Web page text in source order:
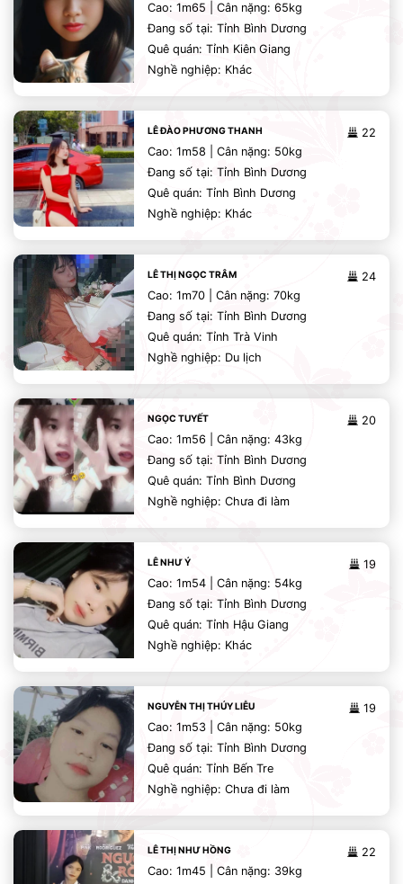
Cao: 1m65 | Cân nặng: 65kg
Đang số tại: Tỉnh Bình Dương
Quê quán: Tỉnh Kiên Giang
Nghề nghiệp: Khác
22
LÊ ĐÀO PHƯƠNG THANH
Cao: 1m58 | Cân nặng: 50kg
Đang số tại: Tỉnh Bình Dương
Quê quán: Tỉnh Bình Dương
Nghề nghiệp: Khác
24
LÊ THỊ NGỌC TRÂM
Cao: 1m70 | Cân nặng: 70kg
Đang số tại: Tỉnh Bình Dương
Quê quán: Tỉnh Trà Vinh
Nghề nghiệp: Du lịch
20
NGỌC TUYẾT
Cao: 1m56 | Cân nặng: 43kg
Đang số tại: Tỉnh Bình Dương
Quê quán: Tỉnh Bình Dương
Nghề nghiệp: Chưa đi làm
19
LÊ NHƯ Ý
Cao: 1m54 | Cân nặng: 54kg
Đang số tại: Tỉnh Bình Dương
Quê quán: Tỉnh Hậu Giang
Nghề nghiệp: Khác
19
NGUYỄN THỊ THÚY LIỄU
Cao: 1m53 | Cân nặng: 50kg
Đang số tại: Tỉnh Bình Dương
Quê quán: Tỉnh Bến Tre
Nghề nghiệp: Chưa đi làm
22
LÊ THỊ NHƯ HỒNG
Cao: 1m45 | Cân nặng: 39kg